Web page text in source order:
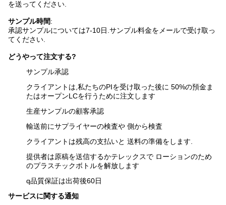
を送ってください.
サンプル時間:
承認サンプルについては7-10日.サンプル料金をメールで受け取っ
てください.
どうやって注文する?
サンプル承認
クライアントは,私たちのPIを受け取った後に 50%の預金ま
たはオープンLCを行うために注文します
生産サンプルの顧客承認
輸送前にサプライヤーの検査や 側から検査
クライアントは残高の支払いと 送料の準備をします.
提供者は原稿を送信するかテレックスで ローションのため
のプラスチックボトルを解放します
q品質保証は出荷後60日
サービスに関する通知